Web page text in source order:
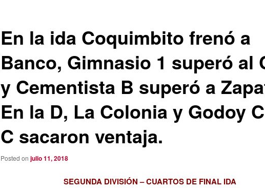
En la ida Coquimbito frenó a
Banco, Gimnasio 1 superó al
y Cementista B superó a
En la D, La Colonia y Godoy
C sacaron ventaja.
Posted on julio 11, 2018
SEGUNDA DIVISIÓN – CUARTOS DE FINAL IDA